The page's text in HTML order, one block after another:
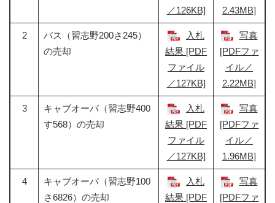
／126KB]
2.43MB]
2
バス（習志野200さ245）
の売却
入札
結果 [PDF
ファイル
／127KB]
写真
[PDFファ
イル／
2.22MB]
3
キャブオーバ（習志野400
す568）の売却
入札
結果 [PDF
ファイル
／127KB]
写真
[PDFファ
イル／
1.96MB]
4
キャブオーバ（習志野100
さ6826）の売却
入札
結果 [PDF
写真
[PDFファ